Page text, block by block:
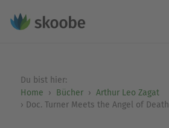
Du bist hier:
Home
Bücher
Arthur Leo Zagat
Doc. Turner Meets the Angel of Death